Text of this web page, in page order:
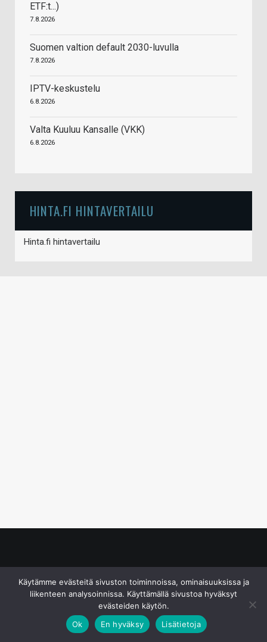
ETF:t...)
7.8.2026
Suomen valtion default 2030-luvulla
7.8.2026
IPTV-keskustelu
6.8.2026
Valta Kuuluu Kansalle (VKK)
6.8.2026
HINTA.FI HINTAVERTAILU
Hinta.fi hintavertailu
Käytämme evästeitä sivuston toiminnoissa, ominaisuuksissa ja
liikenteen analysoinnissa. Käyttämällä sivustoa hyväksyt
evästeiden käytön.
Ok
En hyväksy Lisätietoja